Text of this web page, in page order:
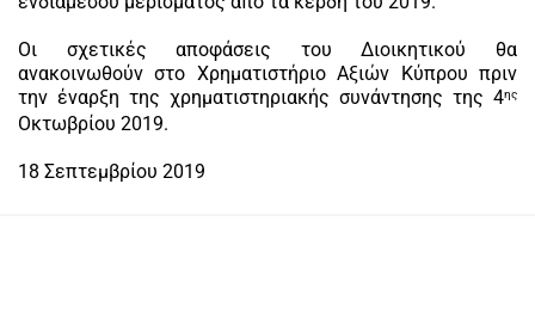
Οι σχετικές αποφάσεις του Διοικητικού θα
ανακοινωθούν στο Χρηματιστήριο Αξιών Κύπρου πριν
την έναρξη της χρηματιστηριακής συνάντησης της 4ης
Οκτωβρίου 2019.
18 Σεπτεμβρίου 2019